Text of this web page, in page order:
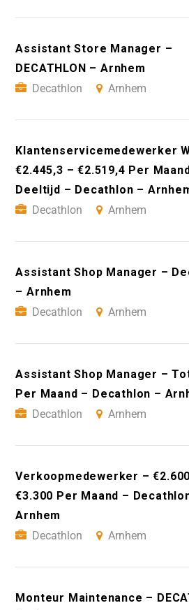
Assistant Store Manager –
DECATHLON – Arnhem
Decathlon
Arnhem
Klantenservicemedewerker
€2.445,3 – €2.519,4 Per
Deeltijd – Decathlon –
Decathlon
Arnhem
Assistant Shop Manager –
– Arnhem
Decathlon
Arnhem
Assistant Shop Manager –
Per Maand – Decathlon –
Decathlon
Arnhem
Verkoopmedewerker –
€3.300 Per Maand –
Arnhem
Decathlon
Arnhem
Monteur Maintenance –